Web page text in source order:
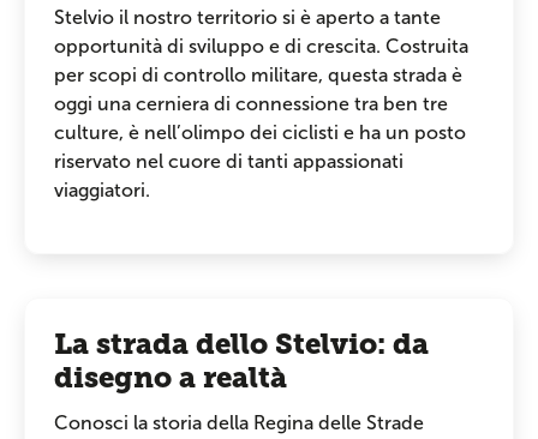
Stelvio il nostro territorio si è aperto a tante
opportunità di sviluppo e di crescita. Costruita
per scopi di controllo militare, questa strada è
oggi una cerniera di connessione tra ben tre
culture, è nell’olimpo dei ciclisti e ha un posto
riservato nel cuore di tanti appassionati
viaggiatori.
La strada dello Stelvio: da
disegno a realtà
Conosci la storia della Regina delle Strade